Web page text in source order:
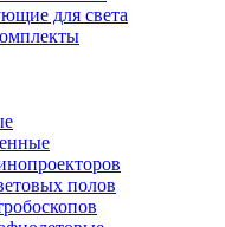
для света
полов